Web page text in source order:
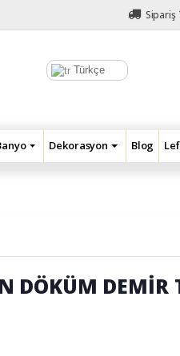
Sipariş
Türkçe
Dekorasyon Blog
DÖKÜM DEMİR